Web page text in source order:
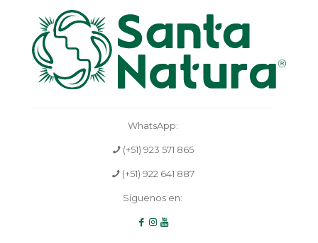
WhatsApp:
(+51) 923 571 865
(+51) 922 641 887
Síguenos en: